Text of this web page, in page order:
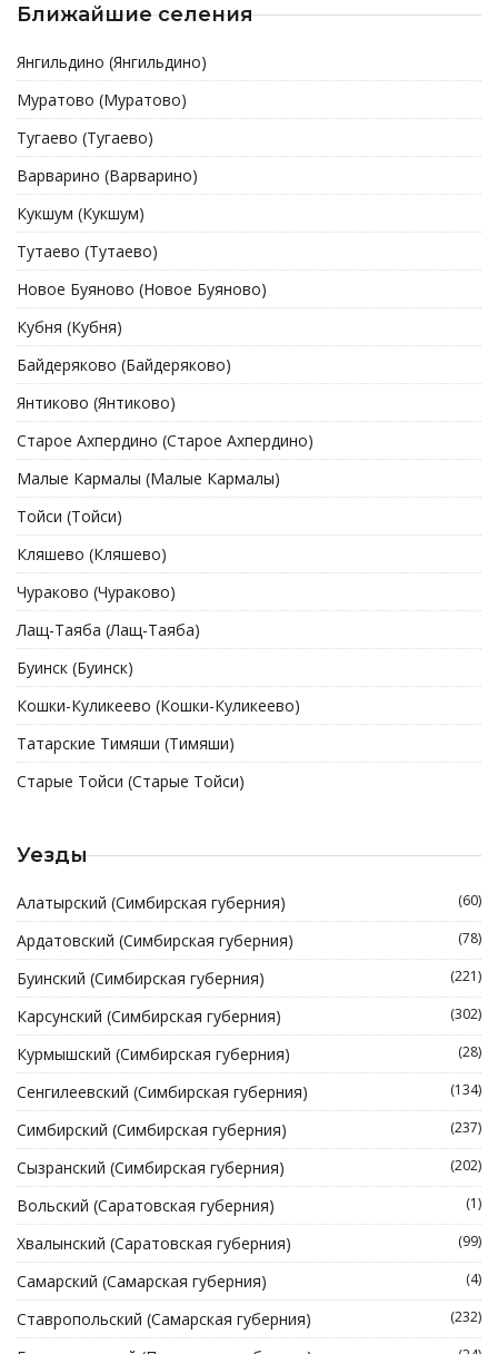
Ближайшие селения
Янгильдино (Янгильдино)
Муратово (Муратово)
Тугаево (Тугаево)
Варварино (Варварино)
Кукшум (Кукшум)
Тутаево (Тутаево)
Новое Буяново (Новое Буяново)
Кубня (Кубня)
Байдеряково (Байдеряково)
Янтиково (Янтиково)
Старое Ахпердино (Старое Ахпердино)
Малые Кармалы (Малые Кармалы)
Тойси (Тойси)
Кляшево (Кляшево)
Чураково (Чураково)
Лащ-Таяба (Лащ-Таяба)
Буинск (Буинск)
Кошки-Куликеево (Кошки-Куликеево)
Татарские Тимяши (Тимяши)
Старые Тойси (Старые Тойси)
Уезды
Алатырский (Симбирская губерния) (60)
Ардатовский (Симбирская губерния) (78)
Буинский (Симбирская губерния) (221)
Карсунский (Симбирская губерния) (302)
Курмышский (Симбирская губерния) (28)
Сенгилеевский (Симбирская губерния) (134)
Симбирский (Симбирская губерния) (237)
Сызранский (Симбирская губерния) (202)
Вольский (Саратовская губерния) (1)
Хвалынский (Саратовская губерния) (99)
Самарский (Самарская губерния) (4)
Ставропольский (Самарская губерния) (232)